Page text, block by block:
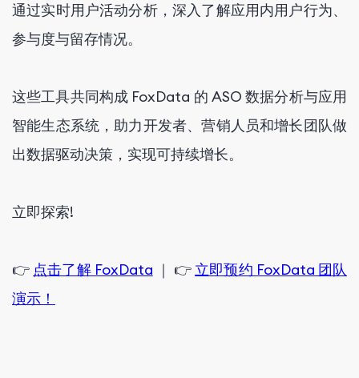
通过实时用户活动分析，深入了解应用内用户行为、
参与度与留存情况。
这些工具共同构成 FoxData 的 ASO 数据分析与应用
智能生态系统，助力开发者、营销人员和增长团队做
出数据驱动决策，实现可持续增长。
立即探索!
👉 点击了解 FoxData ｜ 👉 立即预约 FoxData 团队
演示！